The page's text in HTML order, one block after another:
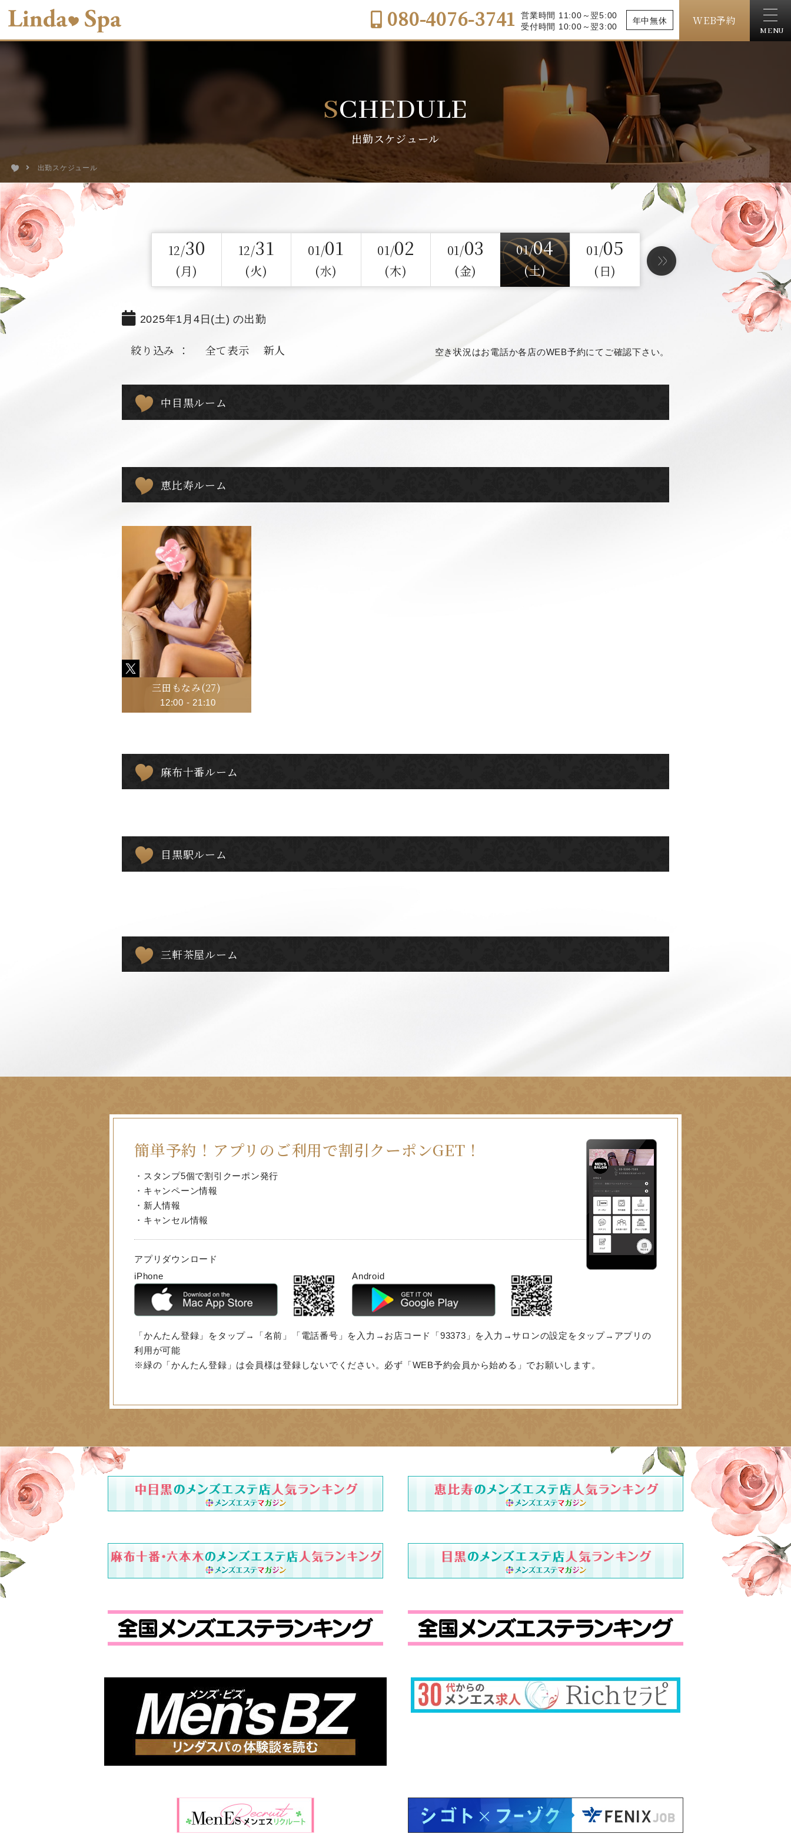
080-4076-3741
営業時間 11:00～翌5:00
受付時間 10:00～翌3:00
年中無休 WEB予約
SCHEDULE
出勤スケジュール
出勤スケジュール
12/30
(月)
12/31
(火)
01/01
(水)
01/02
(木)
01/03
(金)
01/04
(土)
01/05
(日)
2025年1月4日(土) の出勤
絞り込み ： 全て表示 新人 空き状況はお電話か各店のWEB予約にてご確認下さい。
中目黒ルーム
恵比寿ルーム
三田もなみ(27)
12:00 - 21:10
麻布十番ルーム
目黒駅ルーム
三軒茶屋ルーム
簡単予約！ アプリのご利用で割引クーポンGET！
・スタンプ5個で割引クーポン発行
・キャンペーン情報
・新人情報
・キャンセル情報
アプリダウンロード
iPhone
Android
「かんたん登録」をタップ→「名前」「電話番号」を入力→お店コード「93373」を入力→サロンの設定をタップ→アプリの
利用が可能
※緑の「かんたん登録」は会員様は登録しないでください。必ず「WEB予約会員から始める」でお願いします。
MENU